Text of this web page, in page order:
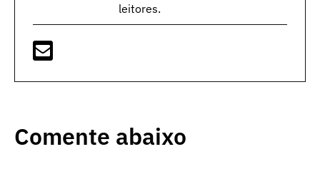
leitores.
Comente abaixo